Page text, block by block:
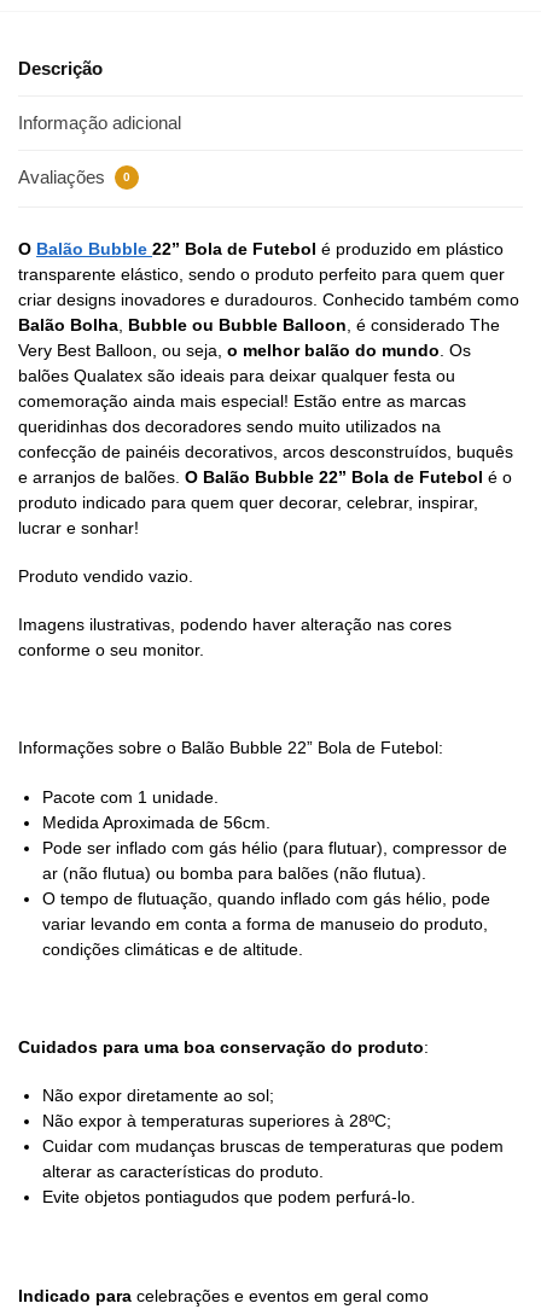
Descrição
Informação adicional
Avaliações 0
O Balão Bubble 22” Bola de Futebol é produzido em plástico
transparente elástico, sendo o produto perfeito para quem quer
criar designs inovadores e duradouros. Conhecido também como
Balão Bolha Bubble ou Bubble Balloon , é considerado The
Very Best Balloon, ou seja, o melhor balão do mundo . Os
balões Qualatex são ideais para deixar qualquer festa ou
comemoração ainda mais especial! Estão entre as marcas
queridinhas dos decoradores sendo muito utilizados na
confecção de painéis decorativos, arcos desconstruídos, buquês
e arranjos de balões. O Balão Bubble 22” Bola de Futebol é o
produto indicado para quem quer decorar, celebrar, inspirar,
lucrar e sonhar!
Produto vendido vazio.
Imagens ilustrativas, podendo haver alteração nas cores
conforme o seu monitor.
Informações sobre o Balão Bubble 22” Bola de Futebol:
Pacote com 1 unidade.
Medida Aproximada de 56cm.
Pode ser inflado com gás hélio (para flutuar), compressor de
ar (não flutua) ou bomba para balões (não flutua).
O tempo de flutuação, quando inflado com gás hélio, pode
variar levando em conta a forma de manuseio do produto,
condições climáticas e de altitude.
Cuidados para uma boa conservação do produto:
Não expor diretamente ao sol;
Não expor à temperaturas superiores à 28ºC;
Cuidar com mudanças bruscas de temperaturas que podem
alterar as características do produto.
Evite objetos pontiagudos que podem perfurá-lo.
Indicado para celebrações e eventos em geral como